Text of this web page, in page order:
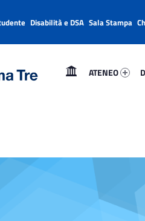
ATENEO
Disabilità e DSA Sala Stampa